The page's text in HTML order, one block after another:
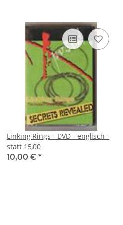
Linking Rings - DVD - englisch -
statt 15,00
10,00 € *